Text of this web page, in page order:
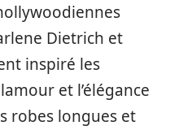
Dietrich et
inspiré les
et l’élégance
robes longues et